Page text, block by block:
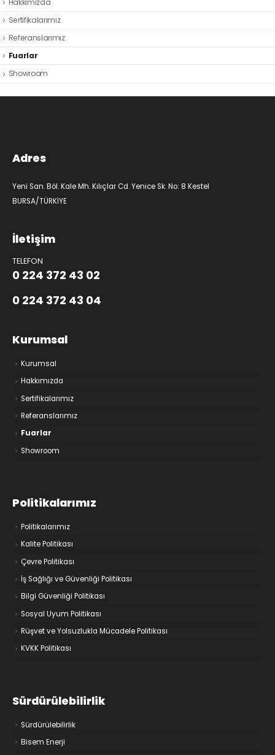
Sertifikalarımız
Referanslarımız
Fuarlar
Showroom
Adres
Yeni San. Böl. Kale Mh. Kılıçlar Cd. Yenice Sk. No: 8 Kestel
BURSA/TÜRKİYE
İletişim
TELEFON
0 224 372 43 02
0 224 372 43 04
Kurumsal
Kurumsal
Hakkımızda
Sertifikalarımız
Referanslarımız
Fuarlar
Showroom
Politikalarımız
Politikalarımız
Kalite Politikası
Çevre Politikası
İş Sağlığı ve Güvenliği Politikası
Bilgi Güvenliği Politikası
Sosyal Uyum Politikası
Rüşvet ve Yolsuzlukla Mücadele Politikası
KVKK Politikası
Sürdürülebilirlik
Sürdürülebilirlik
Bisem Enerji